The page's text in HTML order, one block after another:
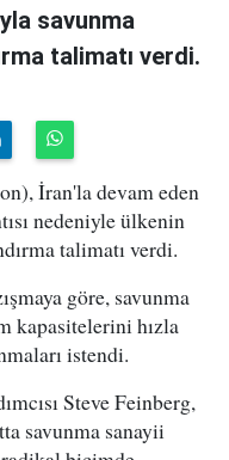
savunma
talimatı verdi.
İran'la devam eden
nedeniyle ülkenin
talimatı verdi.
göre, savunma
kapasitelerini hızla
istendi.
Steve Feinberg,
savunma sanayii